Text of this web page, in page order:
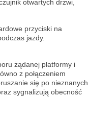
otwartych drzwi,
przyciski na
jazdy.
żądanej platformy i
z połączeniem
się po nieznanych
sygnalizują obecność